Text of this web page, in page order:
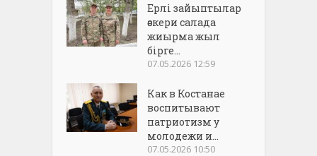
Ерлі зайыптылар
әскери салада
жиырма жыл
бірге...
07.05.2026 12:59
Как в Костанае
воспитывают
патриотизм у
молодежи и...
07.05.2026 10:50